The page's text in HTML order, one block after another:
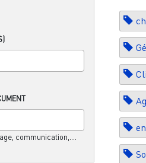
communication,....